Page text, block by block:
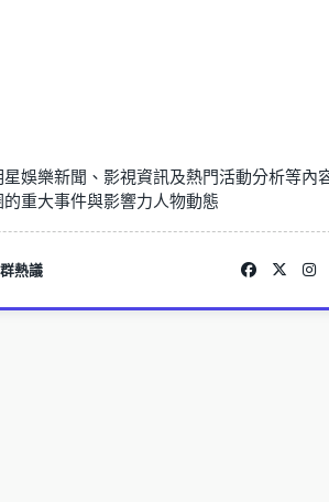
娛樂新聞、影視資訊及熱門活動分析等內
重大事件與影響力人物動態
熱議